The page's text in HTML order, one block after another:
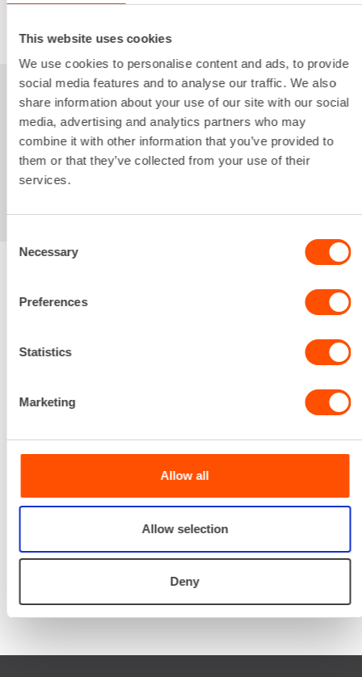
This website uses cookies
We use cookies to personalise content and ads, to provide
social media features and to analyse our traffic. We also
share information about your use of our site with our social
media, advertising and analytics partners who may
combine it with other information that you’ve provided to
them or that they’ve collected from your use of their
services.
Selection
Necessary
Preferences
Statistics
Marketing
Allow all
Allow selection
Deny
Sinua saattaisi
kiinnostaa myös
Renta palvelee